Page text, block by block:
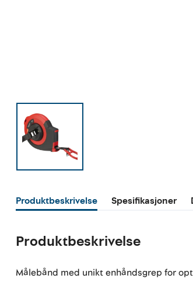
Produktbeskrivelse Spesifikasjoner
Produktbeskrivelse
Målebånd med unikt enhåndsgrep for